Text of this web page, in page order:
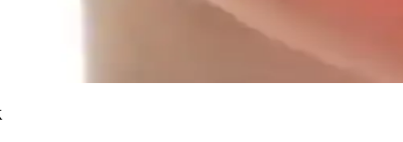
Tonları ve Uygulama Yöntemleri
ve formülleri detaylandırılır. Doğru renk ve uygulama ile doğal,